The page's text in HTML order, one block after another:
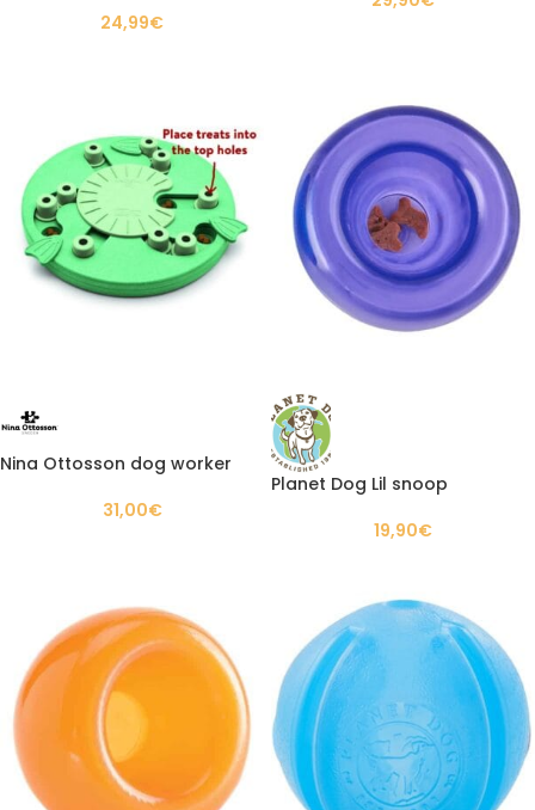
24,99€
Nina Ottosson dog worker
31,00€
Planet Dog Lil snoop
19,90€